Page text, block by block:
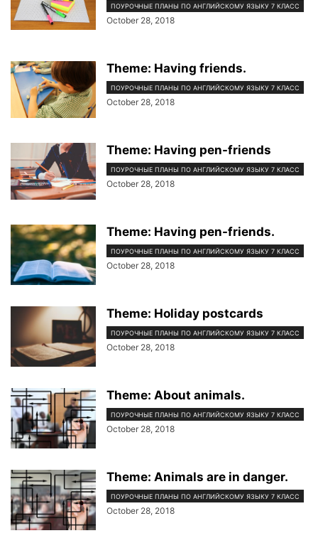
ПОУРОЧНЫЕ ПЛАНЫ ПО АНГЛИЙСКОМУ ЯЗЫКУ 7 КЛАСС
October 28, 2018
Theme: Having friends.
ПОУРОЧНЫЕ ПЛАНЫ ПО АНГЛИЙСКОМУ ЯЗЫКУ 7 КЛАСС
October 28, 2018
Theme: Having pen-friends
ПОУРОЧНЫЕ ПЛАНЫ ПО АНГЛИЙСКОМУ ЯЗЫКУ 7 КЛАСС
October 28, 2018
Theme: Having pen-friends.
ПОУРОЧНЫЕ ПЛАНЫ ПО АНГЛИЙСКОМУ ЯЗЫКУ 7 КЛАСС
October 28, 2018
Theme: Holiday postcards
ПОУРОЧНЫЕ ПЛАНЫ ПО АНГЛИЙСКОМУ ЯЗЫКУ 7 КЛАСС
October 28, 2018
Theme: About animals.
ПОУРОЧНЫЕ ПЛАНЫ ПО АНГЛИЙСКОМУ ЯЗЫКУ 7 КЛАСС
October 28, 2018
Theme: Animals are in danger.
ПОУРОЧНЫЕ ПЛАНЫ ПО АНГЛИЙСКОМУ ЯЗЫКУ 7 КЛАСС
October 28, 2018